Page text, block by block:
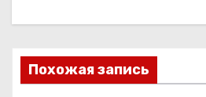
ц
и
Похожая запись